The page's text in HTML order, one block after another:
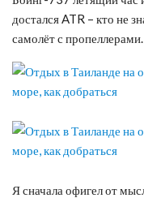
достался ATR – кто не
самолёт с пропеллерами.
Я сначала офигел от